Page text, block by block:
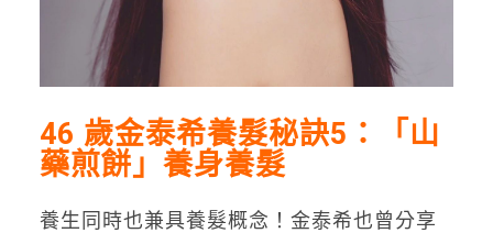
46 歲金泰希養髮秘訣5：「山
藥煎餅」養身養髮
養生同時也兼具養髮概念！金泰希也曾分享